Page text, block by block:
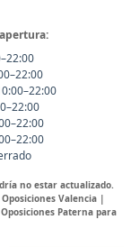
no estar actualizado.
Valencia |
Paterna para